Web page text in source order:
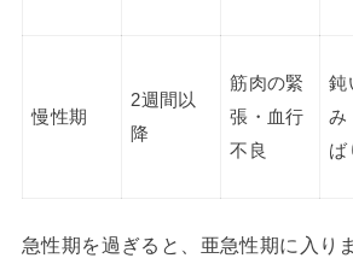
慢性期
2週間以
降
筋肉の緊
張・血行
不良
鈍
み
ば
急性期を過ぎると、亜急性期に入り